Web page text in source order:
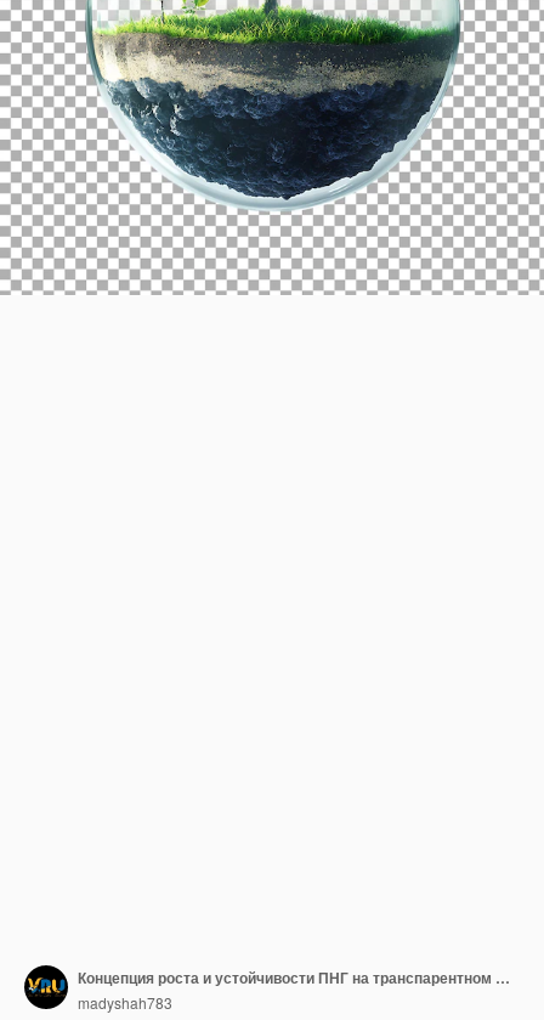
Концепция роста и устойчивости ПНГ на транспарентном фоне
madyshah783